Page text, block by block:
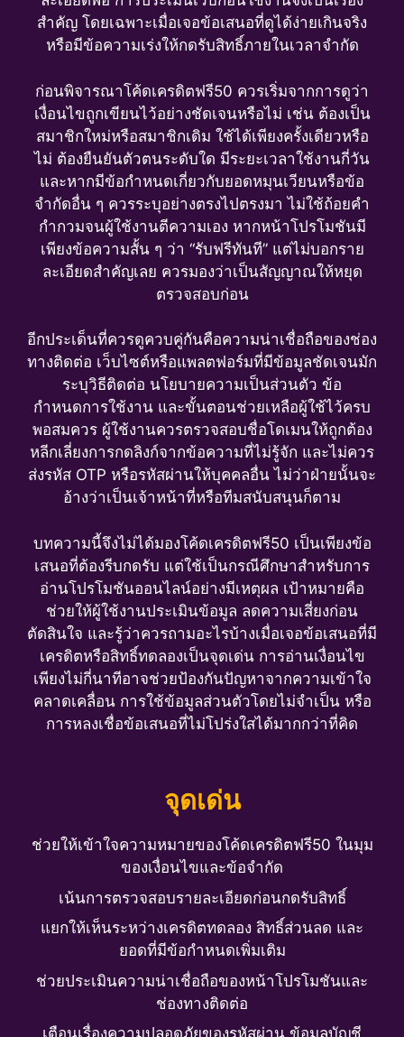
สำคัญ โดยเฉพาะเมื่อเจอข้อเสนอที่ดูได้ง่ายเกินจริง
หรือมีข้อความเร่งให้กดรับสิทธิ์ภายในเวลาจำกัด
ก่อนพิจารณาโค้ดเครดิตฟรี50 ควรเริ่มจากการดูว่า
เงื่อนไขถูกเขียนไว้อย่างชัดเจนหรือไม่ เช่น ต้องเป็น
สมาชิกใหม่หรือสมาชิกเดิม ใช้ได้เพียงครั้งเดียวหรือ
ไม่ ต้องยืนยันตัวตนระดับใด มีระยะเวลาใช้งานกี่วัน
และหากมีข้อกำหนดเกี่ยวกับยอดหมุนเวียนหรือข้อ
จำกัดอื่น ๆ ควรระบุอย่างตรงไปตรงมา ไม่ใช้ถ้อยคำ
กำกวมจนผู้ใช้งานตีความเอง หากหน้าโปรโมชันมี
เพียงข้อความสั้น ๆ ว่า “รับฟรีทันที” แต่ไม่บอกราย
ละเอียดสำคัญเลย ควรมองว่าเป็นสัญญาณให้หยุด
ตรวจสอบก่อน
อีกประเด็นที่ควรดูควบคู่กันคือความน่าเชื่อถือของช่อง
ทางติดต่อ เว็บไซต์หรือแพลตฟอร์มที่มีข้อมูลชัดเจนมัก
ระบุวิธีติดต่อ นโยบายความเป็นส่วนตัว ข้อ
กำหนดการใช้งาน และขั้นตอนช่วยเหลือผู้ใช้ไว้ครบ
พอสมควร ผู้ใช้งานควรตรวจสอบชื่อโดเมนให้ถูกต้อง
หลีกเลี่ยงการกดลิงก์จากข้อความที่ไม่รู้จัก และไม่ควร
ส่งรหัส OTP หรือรหัสผ่านให้บุคคลอื่น ไม่ว่าฝ่ายนั้นจะ
อ้างว่าเป็นเจ้าหน้าที่หรือทีมสนับสนุนก็ตาม
บทความนี้จึงไม่ได้มองโค้ดเครดิตฟรี50 เป็นเพียงข้อ
เสนอที่ต้องรีบกดรับ แต่ใช้เป็นกรณีศึกษาสำหรับการ
อ่านโปรโมชันออนไลน์อย่างมีเหตุผล เป้าหมายคือ
ช่วยให้ผู้ใช้งานประเมินข้อมูล ลดความเสี่ยงก่อน
ตัดสินใจ และรู้ว่าควรถามอะไรบ้างเมื่อเจอข้อเสนอที่มี
เครดิตหรือสิทธิ์ทดลองเป็นจุดเด่น การอ่านเงื่อนไข
เพียงไม่กี่นาทีอาจช่วยป้องกันปัญหาจากความเข้าใจ
คลาดเคลื่อน การใช้ข้อมูลส่วนตัวโดยไม่จำเป็น หรือ
การหลงเชื่อข้อเสนอที่ไม่โปร่งใสได้มากกว่าที่คิด
จุดเด่น
ช่วยให้เข้าใจความหมายของโค้ดเครดิตฟรี50 ในมุม
ของเงื่อนไขและข้อจำกัด
เน้นการตรวจสอบรายละเอียดก่อนกดรับสิทธิ์
แยกให้เห็นระหว่างเครดิตทดลอง สิทธิ์ส่วนลด และ
ยอดที่มีข้อกำหนดเพิ่มเติม
ช่วยประเมินความน่าเชื่อถือของหน้าโปรโมชันและ
ช่องทางติดต่อ